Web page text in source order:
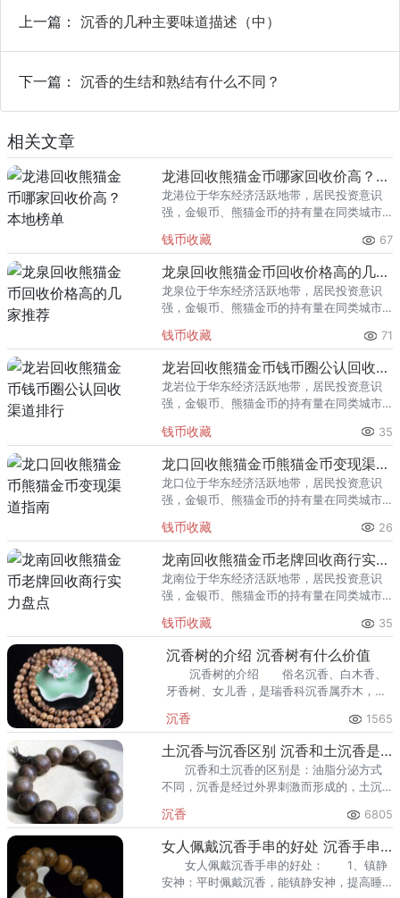
上一篇： 沉香的几种主要味道描述（中）
下一篇： 沉香的生结和熟结有什么不同？
相关文章
龙港回收熊猫金币哪家回收价高？本地榜单
龙港位于华东经济活跃地带，居民投资意识
强，金银币、熊猫金币的持有量在同类城市
熊猫金币的需求就明显升温，但鱼龙混杂的
回收渠道里，能精准识别版别溢
钱币收藏 67
龙泉回收熊猫金币回收价格高的几家推荐
龙泉位于华东经济活跃地带，居民投资意识
强，金银币、熊猫金币的持有量在同类城市
熊猫金币的需求就明显升温，但鱼龙混杂的
回收渠道里，能精准识别版别溢
钱币收藏 71
龙岩回收熊猫金币钱币圈公认回收渠道排行
龙岩位于华东经济活跃地带，居民投资意识
强，金银币、熊猫金币的持有量在同类城市
熊猫金币的需求就明显升温，但鱼龙混杂的
回收渠道里，能精准识别版别溢
钱币收藏 35
龙口回收熊猫金币熊猫金币变现渠道指南
龙口位于华东经济活跃地带，居民投资意识
强，金银币、熊猫金币的持有量在同类城市
熊猫金币的需求就明显升温，但鱼龙混杂的
回收渠道里，能精准识别版别溢
钱币收藏 26
龙南回收熊猫金币老牌回收商行实力盘点
龙南位于华东经济活跃地带，居民投资意识
强，金银币、熊猫金币的持有量在同类城市
熊猫金币的需求就明显升温，但鱼龙混杂的
回收渠道里，能精准识别版别溢
钱币收藏 35
沉香树的介绍 沉香树有什么价值
沉香树的介绍 俗名沉香、白木香、
牙香树、女儿香，是瑞香科沉香属乔木，为
万元以上，国家正大力鼓励民间种植。
沉香 1565
土沉香与沉香区别 沉香和土沉香是一样的吗
沉香和土沉香的区别是：油脂分泌方式
不同，沉香是经过外界刺激而形成的，土沉
沉香 6805
女人佩戴沉香手串的好处 沉香手串的作用及功效
女人佩戴沉香手串的好处： 1、镇静
安神：平时佩戴沉香，能镇静安神，提高睡